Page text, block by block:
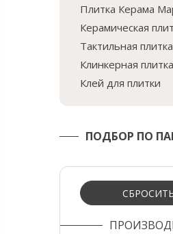
Плитка Керама
Керамическая
Тактильная плитка
Клинкерная плитка
Клей для плитки
ПОДБОР ПО